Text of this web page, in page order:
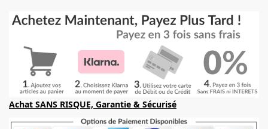
Achat SANS RISQUE, Garantie & Sécurisé